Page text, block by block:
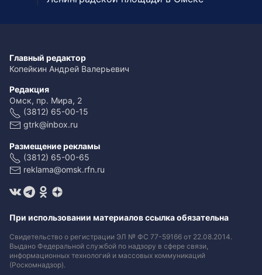
Главный редактор
Копейкин Андрей Валерьевич
Редакция
Омск, пр. Мира, 2
(3812) 65-00-15
gtrk@inbox.ru
Размещение рекламы
(3812) 65-00-65
reklama@omsk.rfn.ru
При использовании материалов ссылка обязательна
Свидетельство о регистрации ЭЛ № ФС 77-59166 от 22.08.2014.
Выдано Федеральной службой по надзору в сфере связи,
информационных технологий и массовых коммуникаций
(Роскомнадзор).